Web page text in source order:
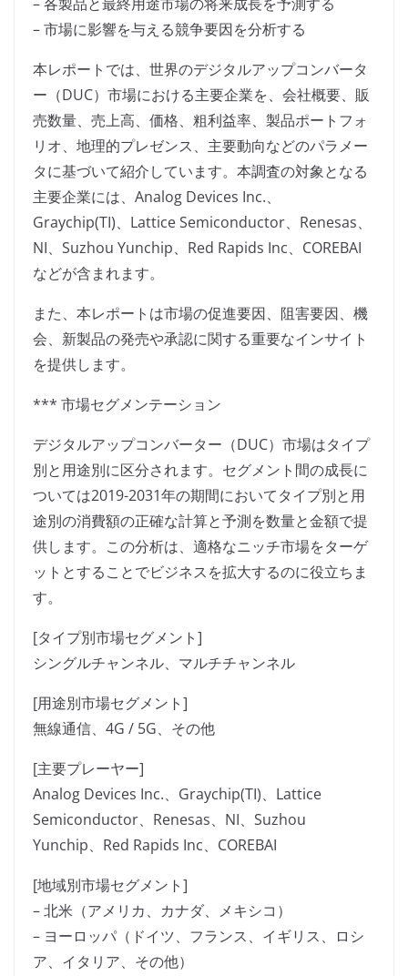
– 市場に影響を与える競争要因を分析する
本レポートでは、世界のデジタルアップコンバータ
ー（DUC）市場における主要企業を、会社概要、販
売数量、売上高、価格、粗利益率、製品ポートフォ
リオ、地理的プレゼンス、主要動向などのパラメー
タに基づいて紹介しています。本調査の対象となる
主要企業には、Analog Devices Inc.、
Graychip(TI)、Lattice Semiconductor、Renesas、
NI、Suzhou Yunchip、Red Rapids Inc、COREBAI
などが含まれます。
また、本レポートは市場の促進要因、阻害要因、機
会、新製品の発売や承認に関する重要なインサイト
を提供します。
*** 市場セグメンテーション
デジタルアップコンバーター（DUC）市場はタイプ
別と用途別に区分されます。セグメント間の成長に
ついては2019-2031年の期間においてタイプ別と用
途別の消費額の正確な計算と予測を数量と金額で提
供します。この分析は、適格なニッチ市場をターゲ
ットとすることでビジネスを拡大するのに役立ちま
す。
[タイプ別市場セグメント]
シングルチャンネル、マルチチャンネル
[用途別市場セグメント]
無線通信、4G / 5G、その他
[主要プレーヤー]
Analog Devices Inc.、Graychip(TI)、Lattice
Semiconductor、Renesas、NI、Suzhou
Yunchip、Red Rapids Inc、COREBAI
[地域別市場セグメント]
– 北米（アメリカ、カナダ、メキシコ）
– ヨーロッパ（ドイツ、フランス、イギリス、ロシ
ア、イタリア、その他）